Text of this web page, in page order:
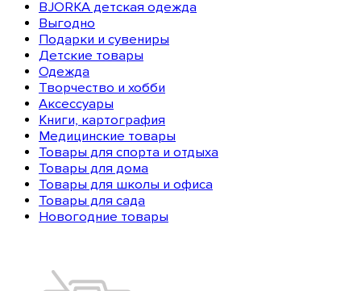
BJORKA детская одежда
Выгодно
Подарки и сувениры
Детские товары
Одежда
Творчество и хобби
Аксессуары
Книги, картография
Медицинские товары
Товары для спорта и отдыха
Товары для дома
Товары для школы и офиса
Товары для сада
Новогодние товары